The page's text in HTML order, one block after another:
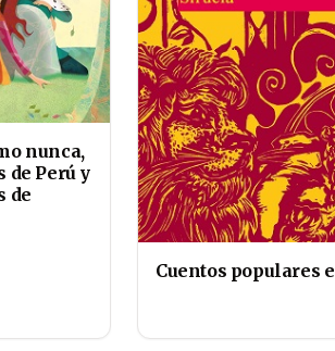
nunca,
de Perú y
de
Cuentos populares